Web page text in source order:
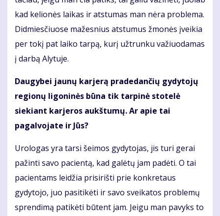
kad kelionės laikas ir atstumas man nėra problema.
Didmiesčiuose mažesnius atstumus žmonės įveikia
per tokį pat laiko tarpą, kurį užtrunku važiuodamas
į darbą Alytuje.
Daugybei jaunų karjerą pradedančių gydytojų
regionų ligoninės būna tik tarpinė stotelė
siekiant karjeros aukštumų. Ar apie tai
pagalvojate ir Jūs?
Urologas yra tarsi šeimos gydytojas, jis turi gerai
pažinti savo pacientą, kad galėtų jam padėti. O tai
pacientams leidžia prisirišti prie konkretaus
gydytojo, juo pasitikėti ir savo sveikatos problemų
sprendimą patikėti būtent jam. Jeigu man pavyks to